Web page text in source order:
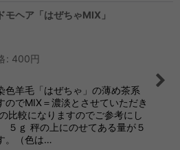
ヘア「はぜちゃMIX」
: 400円
色羊毛「はぜちゃ」の薄め茶系
のでMIX＝濃淡とさせていただき
比較になりますのでご参考にし
５ｇ 秤の上にのせてある量が５
。（色は…